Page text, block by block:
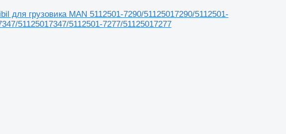
для грузовика MAN 5112501-7290/51125017290/5112501-
51125017347/5112501-7277/51125017277